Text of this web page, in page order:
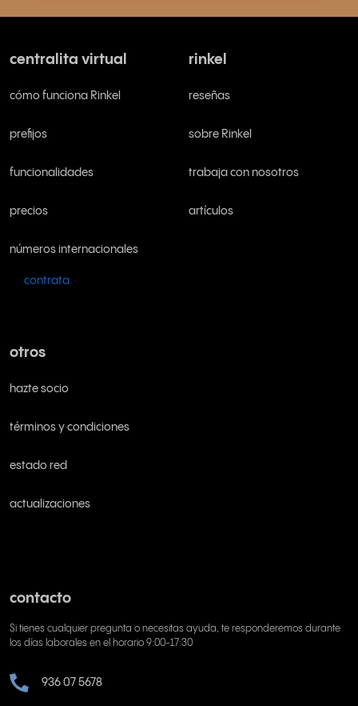
centralita virtual
cómo funciona Rinkel
prefijos
funcionalidades
precios
números internacionales
contrata
rinkel
reseñas
sobre Rinkel
trabaja con nosotros
artículos
otros
hazte socio
términos y condiciones
estado red
actualizaciones
contacto
Si tienes cualquier pregunta o necesitas ayuda, te responderemos durante
los días laborales en el horario 9:00-17:30
936 07 5678